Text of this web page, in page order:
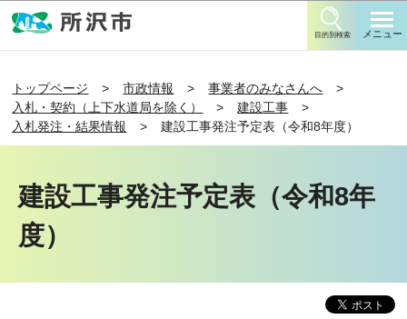
目的別検索 メニュー
トップページ 市政情報
事業者のみなさんへ
入札・契約（上下水道局を除く）
建設工事
入札発注・結果情報
建設工事発注予定表（令和8年度）
建設工事発注予定表（令和8年
度）